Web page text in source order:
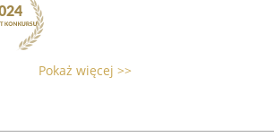
Pokaż więcej >>